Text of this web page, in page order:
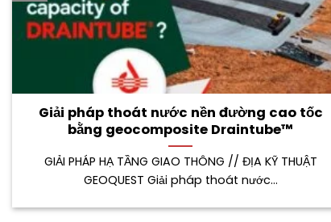
Giải pháp thoát nước nền đường cao tốc
bằng geocomposite Draintube™
GIẢI PHÁP HẠ TẦNG GIAO THÔNG // ĐỊA KỸ THUẬT
GEOQUEST Giải pháp thoát nước...